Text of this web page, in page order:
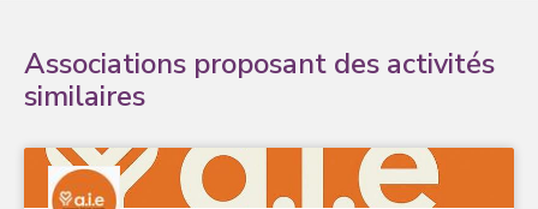
Associations proposant des activités
similaires